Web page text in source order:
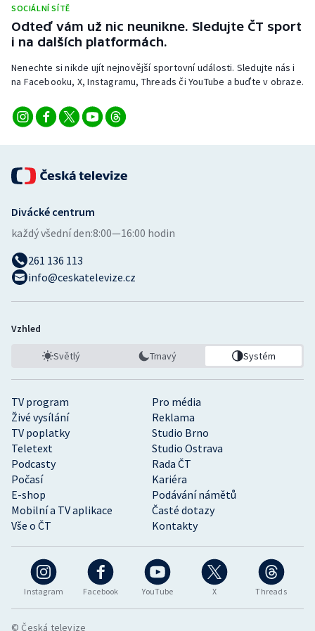
Stolní tenis
Triatlon
Veslování
Vodní slalom
Volejbal
Ostatní
SOCIÁLNÍ SÍTĚ
Odteď vám už nic neunikne. Sledujte ČT sport
i na dalších platformách.
Nenechte si nikde ujít nejnovější sportovní události. Sledujte nás i
na Facebooku, X, Instagramu, Threads či YouTube a buďte v obraze.
Instagram Facebook YouTube X Threads
TV program
Pro média
Živé vysílání
Reklama
TV poplatky
Studio Brno
Teletext
Studio Ostrava
Podcasty
Rada ČT
Počasí
Kariéra
E-shop
Podávání námětů
Mobilní a TV aplikace
Časté dotazy
Vše o ČT
Kontakty
Divácké centrum
každý všední den:8:00—16:00 hodin
261 136 113
info@ceskatelevize.cz
Vzhled
Světlý Tmavý Systém
© Česká televize